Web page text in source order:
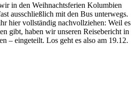
in den Weihnachtsferien Kolumbien
ausschließlich mit den Bus unterwegs.
hier vollständig nachvollziehen: Weil es
gibt, haben wir unseren Reisebericht in
– eingeteilt. Los geht es also am 19.12.